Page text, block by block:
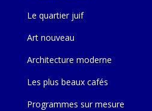
Le quartier juif
Art nouveau
Architecture moderne
Les plus beaux cafés
Programmes sur mesure